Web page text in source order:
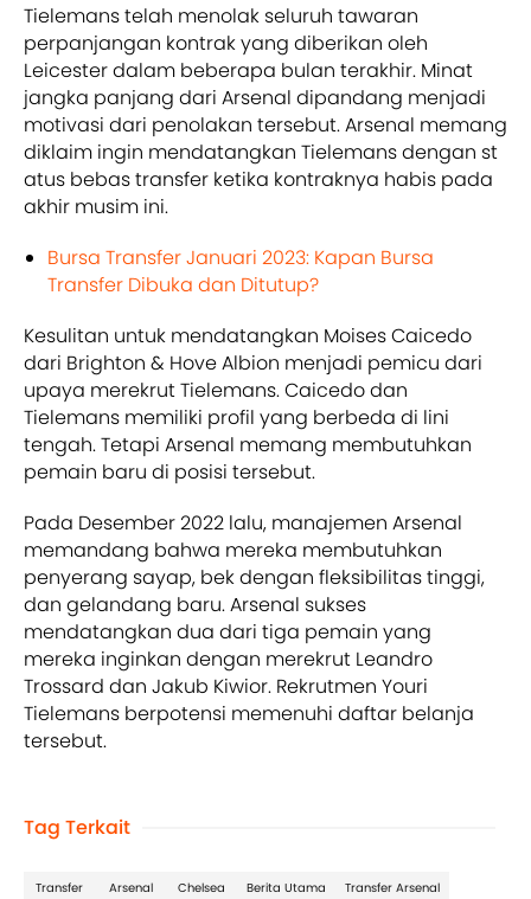
Tielemans telah menolak seluruh tawaran
perpanjangan kontrak yang diberikan oleh
Leicester dalam beberapa bulan terakhir. Minat
jangka panjang dari Arsenal dipandang menjadi
motivasi dari penolakan tersebut. Arsenal memang
diklaim ingin mendatangkan Tielemans dengan st
atus bebas transfer ketika kontraknya habis pada
akhir musim ini.
Bursa Transfer Januari 2023: Kapan Bursa
Transfer Dibuka dan Ditutup?
Kesulitan untuk mendatangkan Moises Caicedo
dari Brighton & Hove Albion menjadi pemicu dari
upaya merekrut Tielemans. Caicedo dan
Tielemans memiliki profil yang berbeda di lini
tengah. Tetapi Arsenal memang membutuhkan
pemain baru di posisi tersebut.
Pada Desember 2022 lalu, manajemen Arsenal
memandang bahwa mereka membutuhkan
penyerang sayap, bek dengan fleksibilitas tinggi,
dan gelandang baru. Arsenal sukses
mendatangkan dua dari tiga pemain yang
mereka inginkan dengan merekrut Leandro
Trossard dan Jakub Kiwior. Rekrutmen Youri
Tielemans berpotensi memenuhi daftar belanja
tersebut.
Tag Terkait
Transfer Arsenal Chelsea Berita Utama Transfer Arsenal